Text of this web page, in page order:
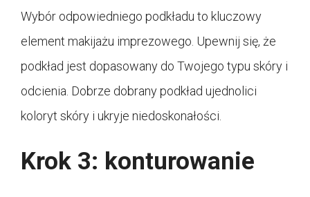
Wybór odpowiedniego podkładu to kluczowy
element makijażu imprezowego. Upewnij się, że
podkład jest dopasowany do Twojego typu skóry i
odcienia. Dobrze dobrany podkład ujednolici
koloryt skóry i ukryje niedoskonałości.
Krok 3: konturowanie